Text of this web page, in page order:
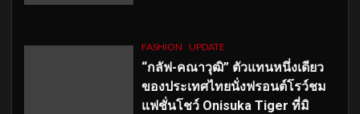
FASHION UPDATE
“กลัฟ-คณาวุฒิ” ตัวแทนหนึ่งเดียว
ของประเทศไทยนั่งฟรอนต์โรว์ชม
แฟชั่นโชว์ Onisuka Tiger ที่มิ